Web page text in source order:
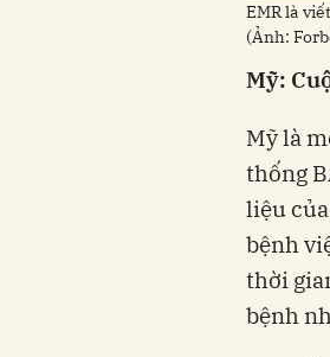
EMR là
(Ảnh:
Mỹ:
Mỹ là
thống
liệu
bệnh
thời
bệnh